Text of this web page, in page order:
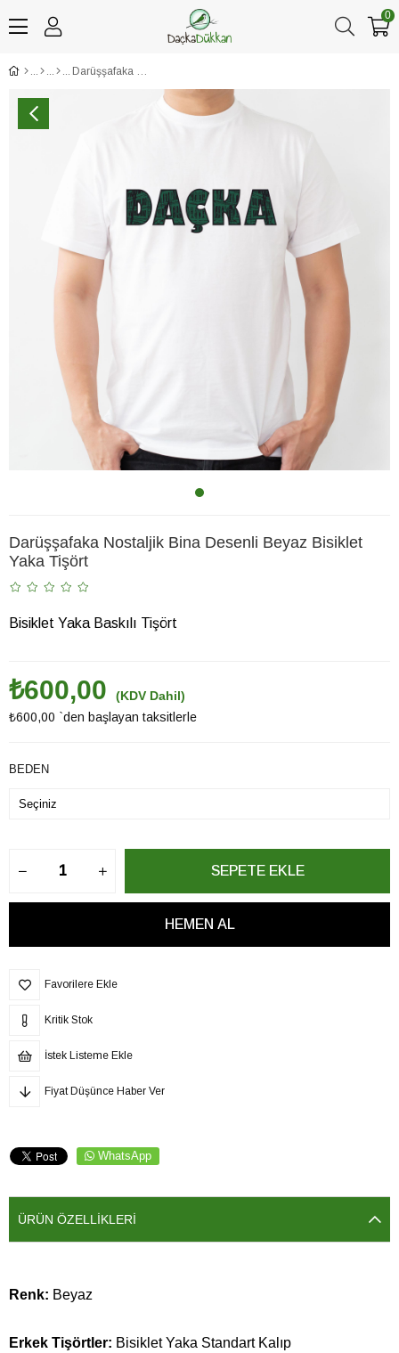
0
Darüşşafaka Nostaljik Bina Desenli Beyaz Bisiklet Yaka Tişört
Darüşşafaka Nostaljik Bina Desenli Beyaz Bisiklet
Yaka Tişört
Bisiklet Yaka Baskılı Tişört
₺600,00
(KDV Dahil)
₺600,00 `den başlayan taksitlerle
BEDEN
Favorilere Ekle
Kritik Stok
İstek Listeme Ekle
Fiyat Düşünce Haber Ver
WhatsApp
ÜRÜN ÖZELLIKLERI
Renk: Beyaz
Erkek Tişörtler: Bisiklet Yaka Standart Kalıp